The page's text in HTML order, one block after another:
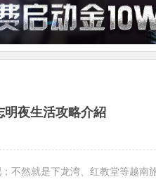
明夜生活攻略介紹
不然就是下龙湾、红教堂等越南